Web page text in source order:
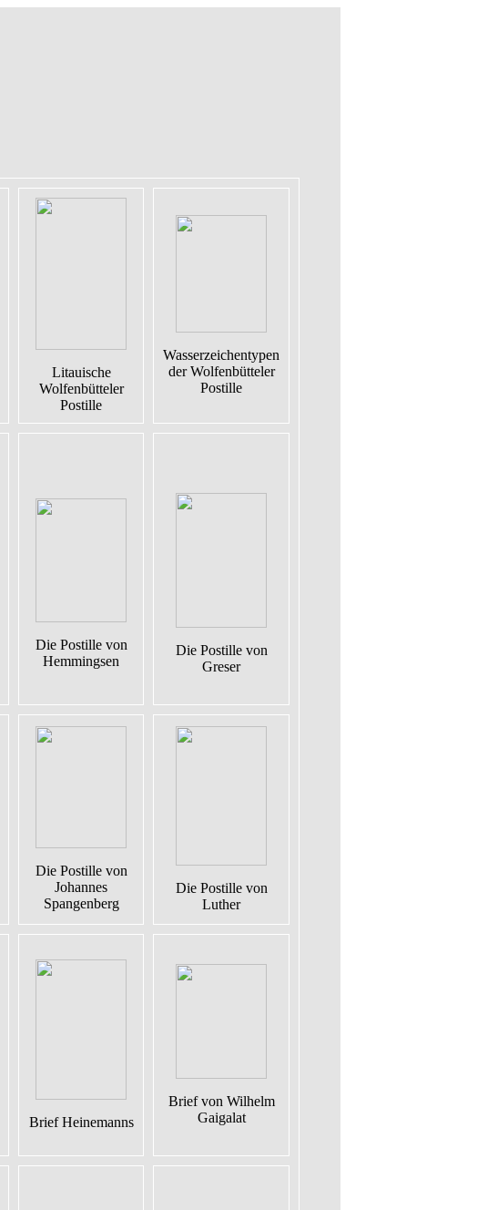
Litauische
Wolfenbütteler
Postille
Wasserzeichentypen
der Wolfenbütteler
Postille
Die Postille von
Hemmingsen
Die Postille von
Greser
Die Postille von
Johannes
Spangenberg
Die Postille von
Luther
Brief Heinemanns
Brief von Wilhelm
Gaigalat